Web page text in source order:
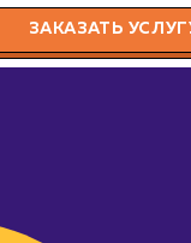
ЗАКАЗАТЬ